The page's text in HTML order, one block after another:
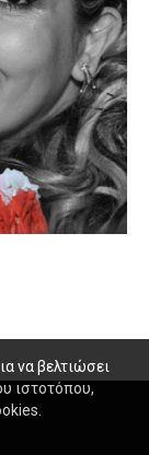
να βελτιώσει
ιστοτόπου,